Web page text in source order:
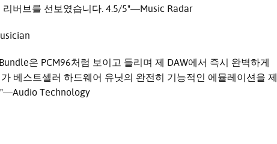
버브를 선보였습니다. 4.5/5"—Music Radar
은 PCM96처럼 보이고 들리며 제 DAW에서 즉시 완벽하게
베스트셀러 하드웨어 유닛의 완전히 기능적인 에뮬레이션을 제
Technology